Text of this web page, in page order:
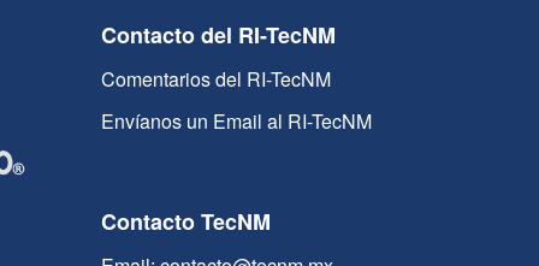
Contacto del RI-TecNM
Comentarios del RI-TecNM
Envíanos un Email al RI-TecNM
Contacto TecNM